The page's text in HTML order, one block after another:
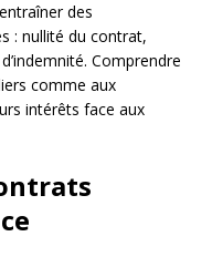
des
: nullité du contrat,
Comprendre
comme aux
intérêts face aux